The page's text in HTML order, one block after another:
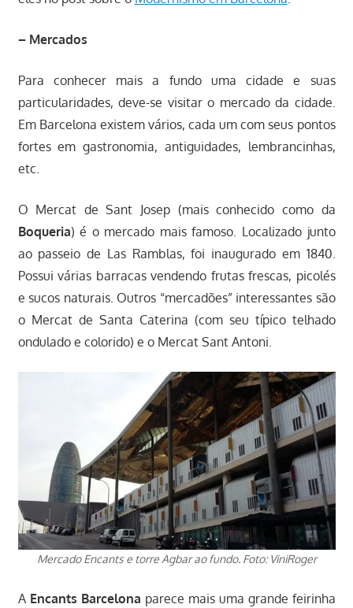
– Mercados
Para conhecer mais a fundo uma cidade e suas
particularidades, deve-se visitar o mercado da cidade.
Em Barcelona existem vários, cada um com seus pontos
fortes em gastronomia, antiguidades, lembrancinhas,
etc.
O Mercat de Sant Josep (mais conhecido como da
Boqueria) é o mercado mais famoso. Localizado junto
ao passeio de Las Ramblas, foi inaugurado em 1840.
Possui várias barracas vendendo frutas frescas, picolés
e sucos naturais. Outros “mercadões” interessantes são
o Mercat de Santa Caterina (com seu típico telhado
ondulado e colorido) e o Mercat Sant Antoni.
Mercado Encants e torre Agbar ao fundo. Foto: ViniRoger
A Encants Barcelona parece mais uma grande feirinha